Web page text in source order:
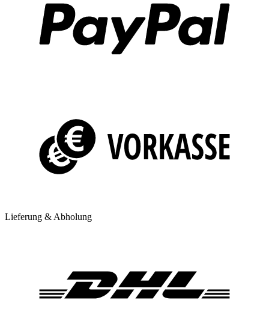
Lieferung & Abholung